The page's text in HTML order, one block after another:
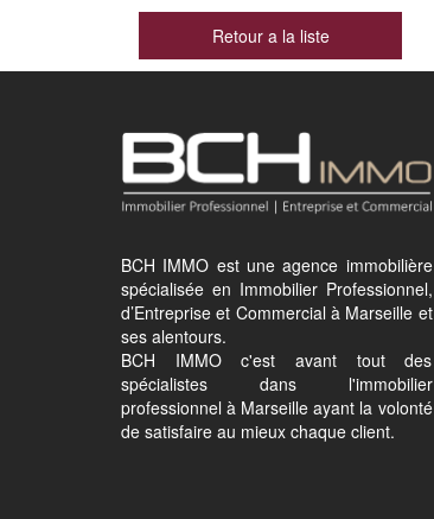
Retour a la liste
BCH IMMO est une agence immobilière
spécialisée en Immobilier Professionnel,
d’Entreprise et Commercial à Marseille et
ses alentours.
BCH IMMO c'est avant tout des
spécialistes dans l'immobilier
professionnel à Marseille ayant la volonté
de satisfaire au mieux chaque client.